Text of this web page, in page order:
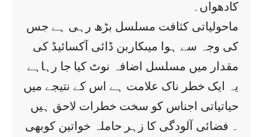
کادھواں۔
ماحولیاتی کثافت مسلسل بڑھ رہی ہے جس
کی وجہ سے ہوا میںکاربن ڈائی آکسائیڈ کی
مقدار میں مسلسل اضافہ نوٹ کیا جا رہاہے
یہ ایک خطر ناک علامت ہے اس کے نتیجے میں
حیاتیاتی اجناس کو سخت خطرات لاحق ہیں
۔ فضائی آلودگی کا زہر حاملہ خواتین کوبھی